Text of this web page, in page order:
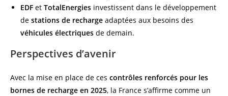
EDF et TotalEnergies investissent dans le développement
de stations de recharge adaptées aux besoins des
véhicules électriques de demain.
Perspectives d’avenir
Avec la mise en place de ces contrôles renforcés pour les
bornes de recharge en 2025, la France s’affirme comme un